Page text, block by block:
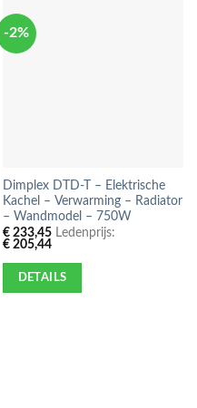
-2%
Dimplex DTD-T – Elektrische
Kachel – Verwarming – Radiator
– Wandmodel – 750W
€233,45Ledenprijs:
€205,44
DETAILS